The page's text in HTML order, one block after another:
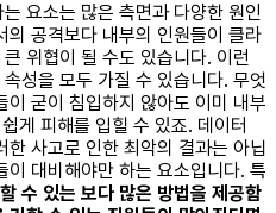
요소는 많은 측면과 다양한 원인
공격보다 내부의 인원들이 클라
위협이 될 수도 있습니다. 이런
성을 모두 가질 수 있습니다. 무엇
굳이 침입하지 않아도 이미 내부
게 피해를 입힐 수 있죠. 데이터
사고로 인한 최악의 결과는 아닙
대비해야만 하는 요소입니다. 특
수 있는 보다 많은 방법을 제공함